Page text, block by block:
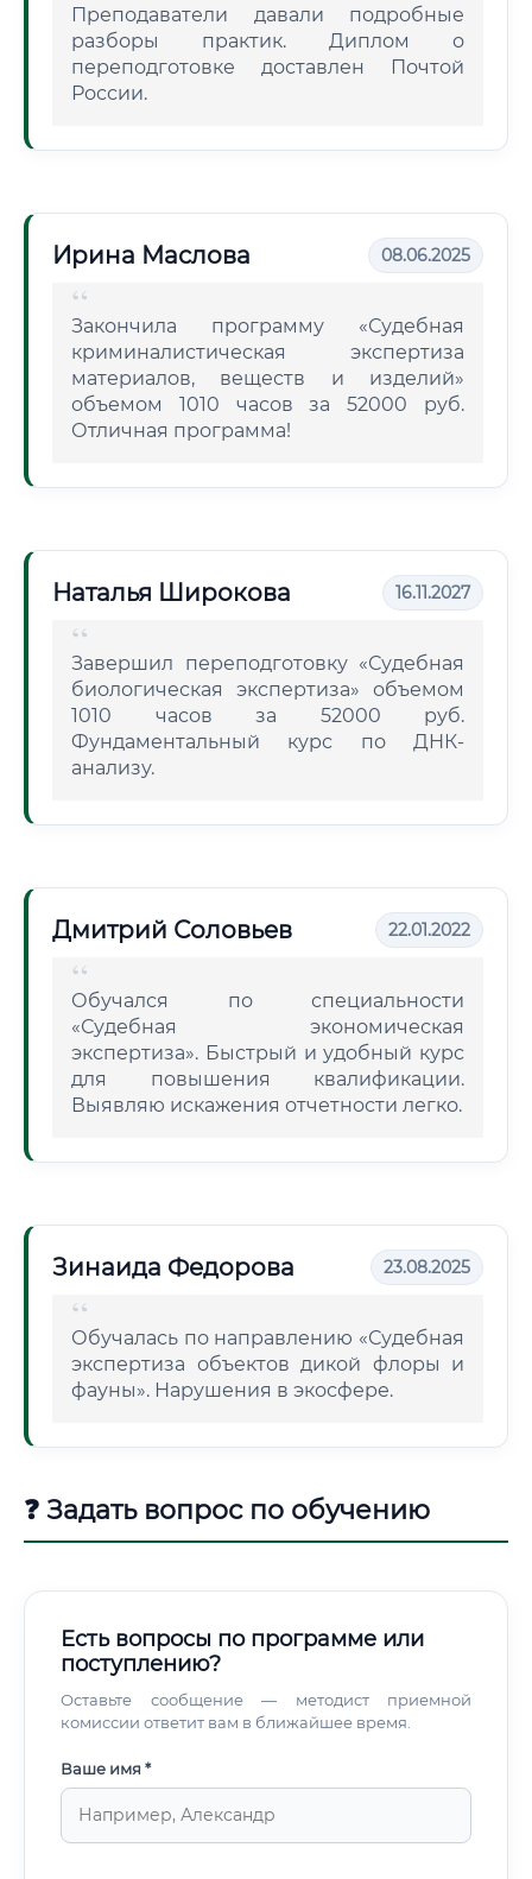
Преподаватели давали подробные
разборы практик. Диплом о
переподготовке доставлен Почтой
России.
Ирина Маслова 08.06.2025
Закончила программу «Судебная
криминалистическая экспертиза
материалов, веществ и изделий»
объемом 1010 часов за 52000 руб.
Отличная программа!
Наталья Широкова 16.11.2027
Завершил переподготовку «Судебная
биологическая экспертиза» объемом
1010 часов за 52000 руб.
Фундаментальный курс по ДНК-
анализу.
Дмитрий Соловьев 22.01.2022
Обучался по специальности
«Судебная экономическая
экспертиза». Быстрый и удобный курс
для повышения квалификации.
Выявляю искажения отчетности легко.
Зинаида Федорова 23.08.2025
Обучалась по направлению «Судебная
экспертиза объектов дикой флоры и
фауны». Нарушения в экосфере.
❓ Задать вопрос по обучению
Есть вопросы по программе или
поступлению?
Оставьте сообщение — методист приемной
комиссии ответит вам в ближайшее время.
Ваше имя *